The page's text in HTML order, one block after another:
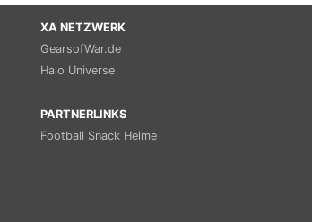
XA NETZWERK
GearsofWar.de
Halo Universe
PARTNERLINKS
Football Snack Helme